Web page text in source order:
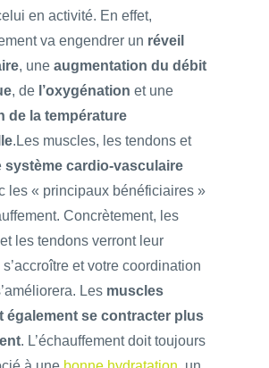
en activité. En effet,
va engendrer un réveil
, une augmentation du débit
, de l’oxygénation et une
de la température
. Les muscles, les tendons et
système cardio-vasculaire
les « principaux bénéficiaires »
Concrètement, les
les tendons verront leur
et votre coordination
Les muscles
également se contracter plus
. L’échauffement doit toujours